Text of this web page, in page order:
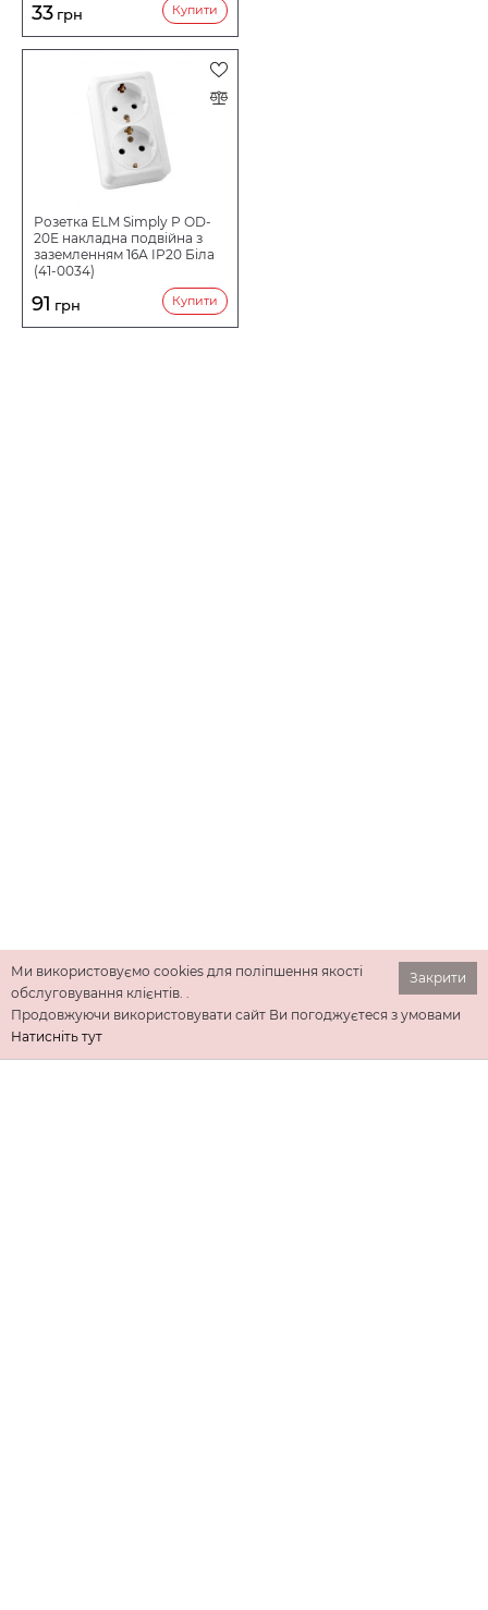
33 грн Купити
Розетка ELM Simply P ОD-
20Е накладна подвійна з
заземленням 16А IP20 Біла
(41-0034)
91 грн Купити
Закрити
Ми використовуємо cookies для поліпшення якості
обслуговування клієнтів. .
Продовжуючи використовувати сайт Ви погоджуєтеся з умовами
Натисніть тут